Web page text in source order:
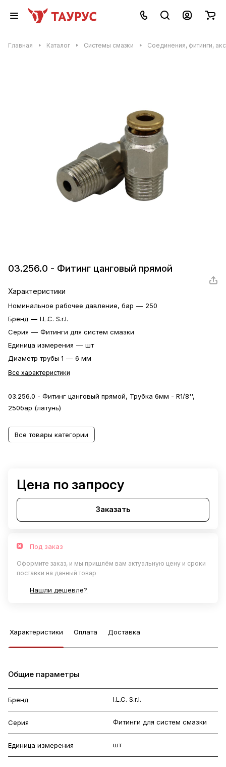
Главная Каталог Системы смазки Соединения, фитинги,
03.256.0 - Фитинг цанговый прямой
Характеристики
Номинальное рабочее давление, бар — 250
Бренд — I.L.C. S.r.l.
Серия — Фитинги для систем смазки
Единица измерения — шт
Диаметр трубы 1 — 6 мм
Все характеристики
03.256.0 - Фитинг цанговый прямой, Трубка 6мм - R1/8'',
250бар (латунь)
Все товары категории
Цена по запросу
Заказать
Под заказ
Оформите заказ, и мы пришлём вам актуальную цену и сроки
поставки на данный товар
Нашли дешевле?
Характеристики Оплата Доставка
Общие параметры
Бренд I.L.C. S.r.l.
Серия Фитинги для систем смазки
Единица измерения шт